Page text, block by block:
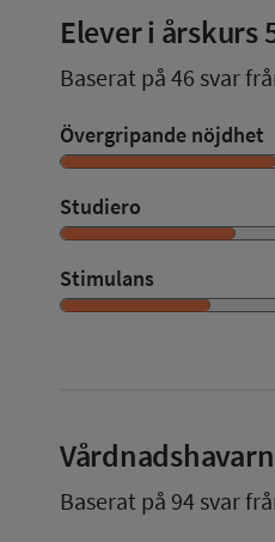
Elever i årskurs
Baserat på 46 svar
Övergripande nöjdhet
Studiero
Stimulans
Baserat på 94 svar